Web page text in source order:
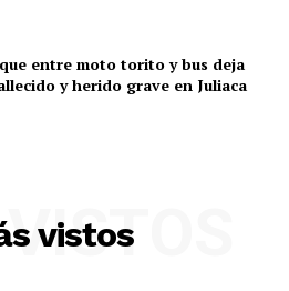
entre moto torito y bus deja
y herido grave en Juliaca
vistos